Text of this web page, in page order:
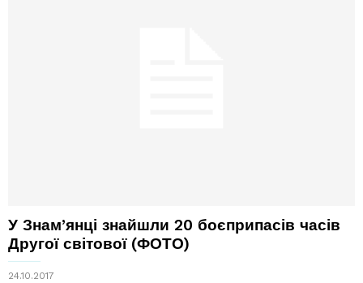
У Знам’янці знайшли 20 боєприпасів часів
Другої світової (ФОТО)
24.10.2017